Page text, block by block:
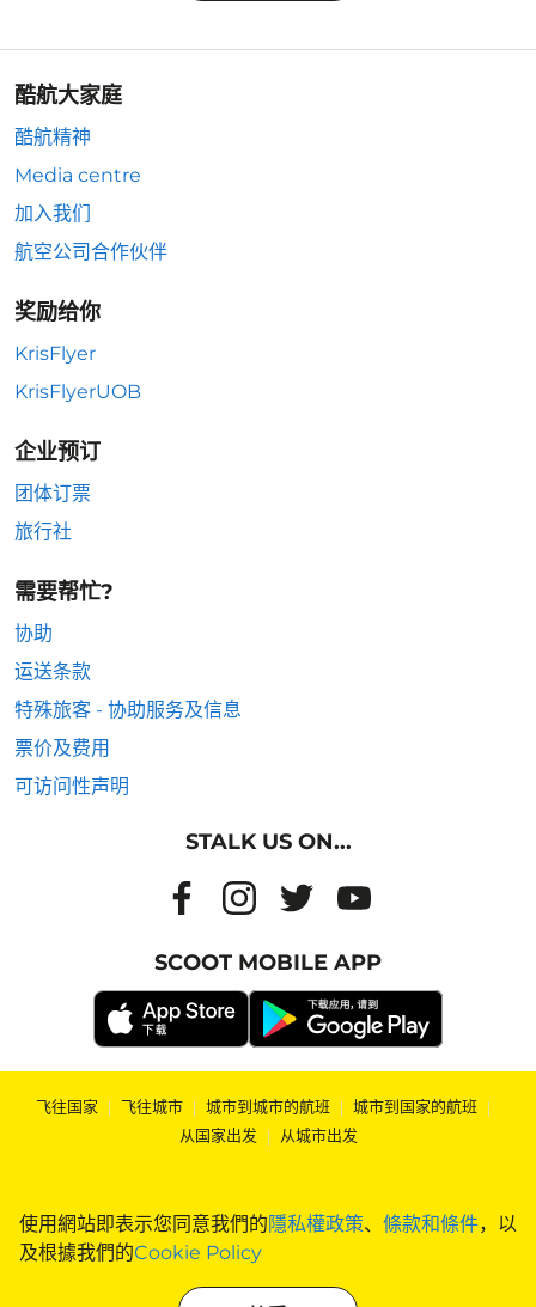
使用網站即表示您同意我們的隱私權政策、 條款和條件，以
及根據我們的Cookie Policy
酷航大家庭
酷航精神
Media centre
加入我们
航空公司合作伙伴
奖励给你
KrisFlyer
KrisFlyerUOB
企业预订
团体订票
旅行社
需要帮忙?
协助
运送条款
特殊旅客 - 协助服务及信息
票价及费用
可访问性声明
STALK US ON...
SCOOT MOBILE APP
飞往国家 | 飞往城市 | 城市到城市的航班 | 城市到国家的航班 |
从国家出发 | 从城市出发